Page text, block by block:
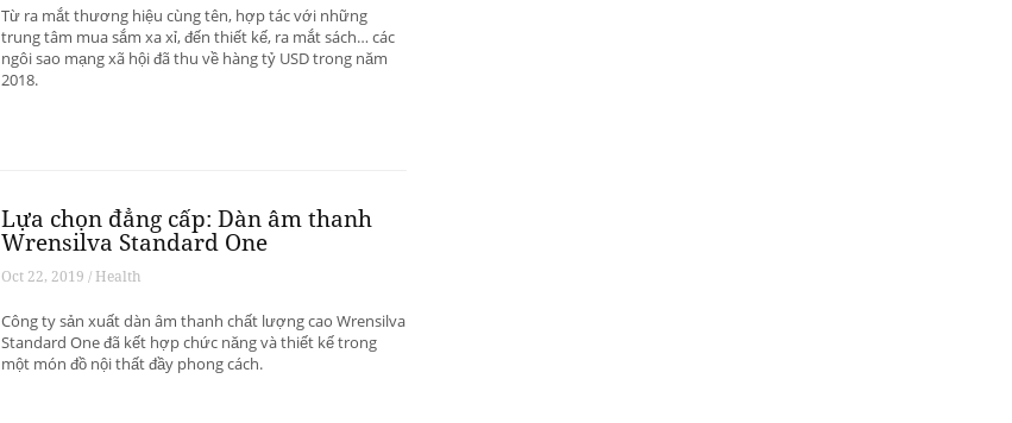
Từ ra mắt thương hiệu cùng tên, hợp tác với những
trung tâm mua sắm xa xỉ, đến thiết kế, ra mắt sách… các
ngôi sao mạng xã hội đã thu về hàng tỷ USD trong năm
2018.
Lựa chọn đẳng cấp: Dàn âm thanh
Wrensilva Standard One
Oct 22, 2019 / Health
Công ty sản xuất dàn âm thanh chất lượng cao Wrensilva
Standard One đã kết hợp chức năng và thiết kế trong
một món đồ nội thất đầy phong cách.